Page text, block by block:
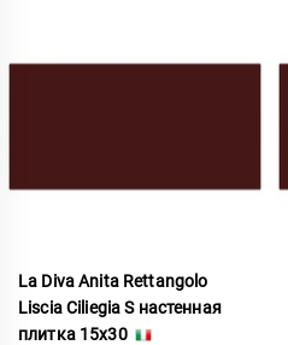
La Diva Anita Rettangolo
Liscia Ciliegia S настенная
плитка 15x30